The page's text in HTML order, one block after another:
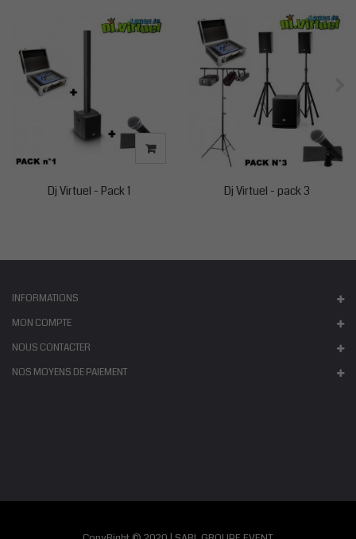
Dj Virtuel - Pack 1 Dj Virtuel - pack 3
INFORMATIONS
MON COMPTE
NOUS CONTACTER
NOS MOYENS DE PAIEMENT